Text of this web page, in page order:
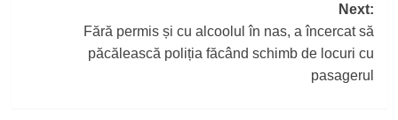
Next:
Fără permis și cu alcoolul în nas, a încercat să
păcălească poliția făcând schimb de locuri cu
pasagerul